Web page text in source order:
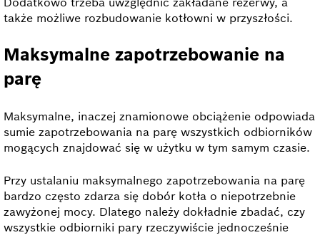
także możliwe rozbudowanie kotłowni w przyszłości.
Maksymalne zapotrzebowanie na
parę
Maksymalne, inaczej znamionowe obciążenie odpowiada
sumie zapotrzebowania na parę wszystkich odbiorników
mogących znajdować się w użytku w tym samym czasie.
Przy ustalaniu maksymalnego zapotrzebowania na parę
bardzo często zdarza się dobór kotła o niepotrzebnie
zawyżonej mocy. Dlatego należy dokładnie zbadać, czy
wszystkie odbiorniki pary rzeczywiście jednocześnie